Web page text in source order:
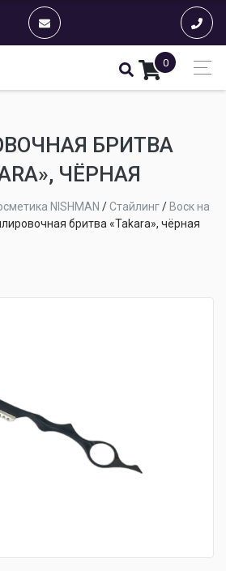
0
БРИТВА
ЧЁРНАЯ
NISHMAN /Стайлинг/ Воск на
бритва «Takara», чёрная